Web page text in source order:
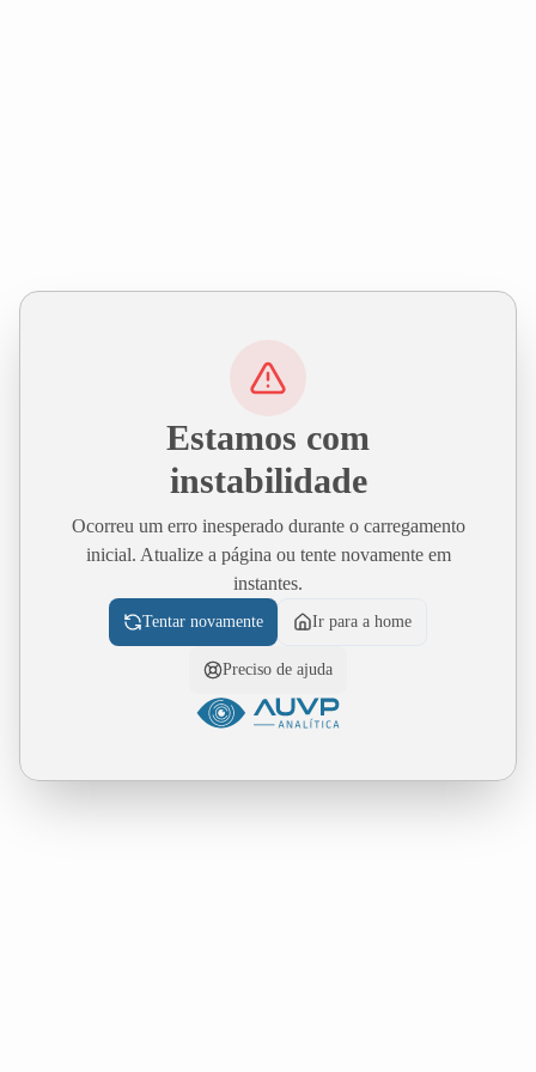
Estamos com
instabilidade
Ocorreu um erro inesperado durante o carregamento
inicial. Atualize a página ou tente novamente em
instantes.
Tentar novamente Ir para a home
Preciso de ajuda